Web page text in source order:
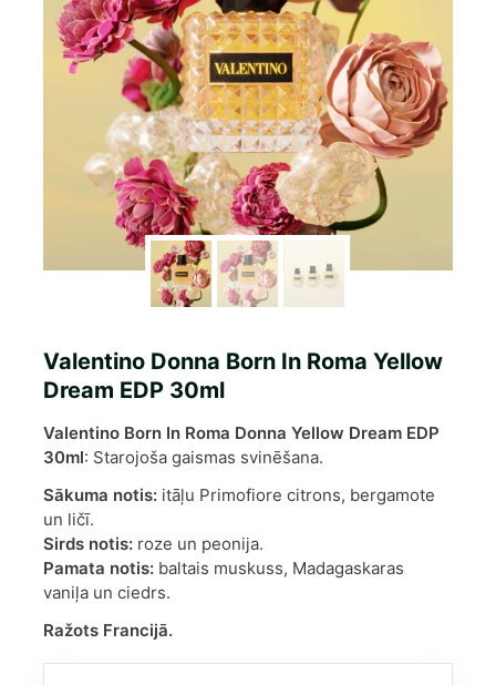
Valentino Donna Born In Roma Yellow
Dream EDP 30ml
Valentino Born In Roma Donna Yellow Dream EDP
30ml: Starojoša gaismas svinēšana.
Sākuma notis: itāļu Primofiore citrons, bergamote
un ličī.
Sirds notis: roze un peonija.
Pamata notis: baltais muskuss, Madagaskaras
vaniļa un ciedrs.
Ražots Francijā.